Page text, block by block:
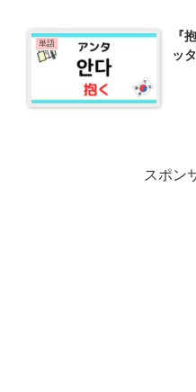
単語
『
ッ
スポン